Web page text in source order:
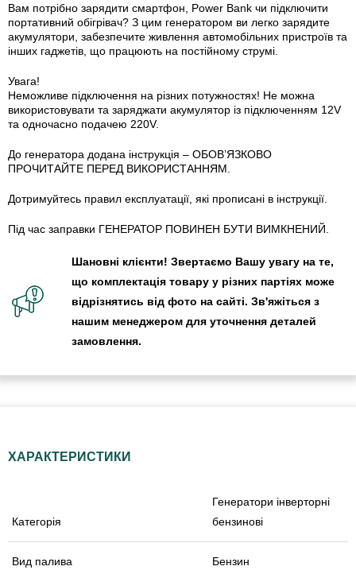
Вам потрібно зарядити смартфон, Power Bank чи підключити
портативний обігрівач? З цим генератором ви легко зарядите
акумулятори, забезпечите живлення автомобільних пристроїв та
інших гаджетів, що працюють на постійному струмі.
Увага!
Неможливе підключення на різних потужностях! Не можна
використовувати та заряджати акумулятор із підключенням 12V
та одночасно подачею 220V.
До генератора додана інструкція – ОБОВ’ЯЗКОВО
ПРОЧИТАЙТЕ ПЕРЕД ВИКОРИСТАННЯМ.
Дотримуйтесь правил експлуатації, які прописані в інструкції.
Під час заправки ГЕНЕРАТОР ПОВИНЕН БУТИ ВИМКНЕНИЙ.
Шановні клієнти! Звертаємо Вашу увагу на те,
що комплектація товару у різних партіях може
відрізнятись від фото на сайті. Зв'яжіться з
нашим менеджером для уточнення деталей
замовлення.
ХАРАКТЕРИСТИКИ
Категорія
Генератори інверторні
бензинові
Вид палива Бензин